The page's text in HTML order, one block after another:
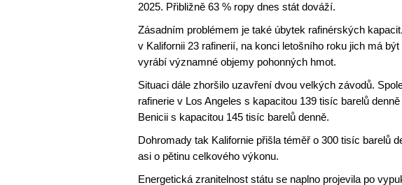
2025. Přibližně 63 % ropy dnes stát dováží.
Zásadním problémem je také úbytek rafinérských
v Kalifornii 23 rafinerií, na konci letošního roku jich má
vyrábí významné objemy pohonných hmot.
Situaci dále zhoršilo uzavření dvou velkých závodů.
rafinerie v Los Angeles s kapacitou 139 tisíc barelů
Benicii s kapacitou 145 tisíc barelů denně.
Dohromady tak Kalifornie přišla téměř o 300 tisíc barelů
asi o pětinu celkového výkonu.
Energetická zranitelnost státu se naplno projevila po